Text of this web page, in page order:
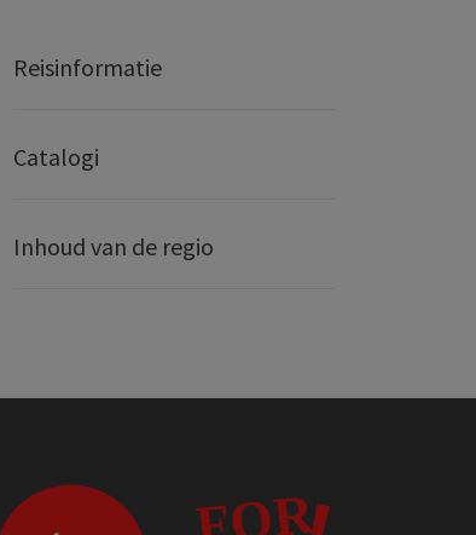
Reisinformatie
Catalogi
Inhoud van de regio